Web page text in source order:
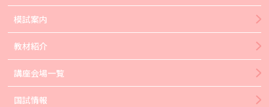
模試案内
教材紹介
講座会場一覧
国試情報